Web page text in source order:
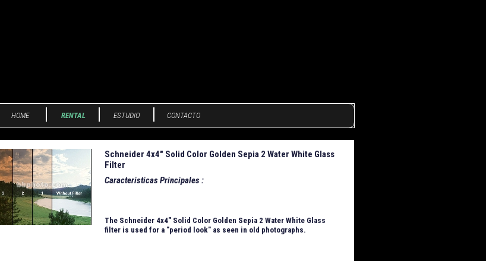
HOME RENTAL ESTUDIO CONTACTO
Schneider 4x4" Solid Color Golden Sepia 2 Water White Glass
Filter
Caracteristicas Principales :
The Schneider 4x4" Solid Color Golden Sepia 2 Water White Glass
filter is used for a "period look" as seen in old photographs.